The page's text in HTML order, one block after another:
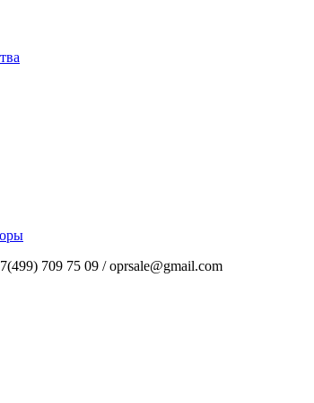
709 75 09 / oprsale@gmail.com